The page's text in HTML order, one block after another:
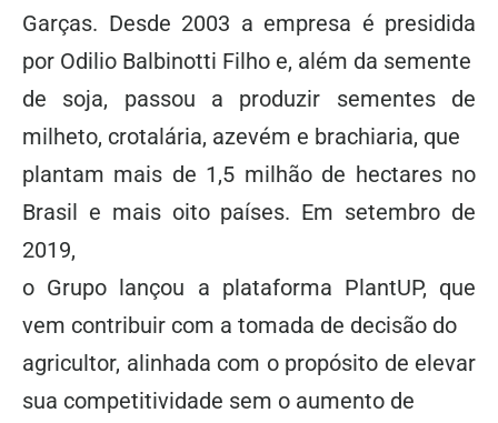
Garças. Desde 2003 a empresa é presidida
por Odilio Balbinotti Filho e, além da semente
de soja, passou a produzir sementes de
milheto, crotalária, azevém e brachiaria, que
plantam mais de 1,5 milhão de hectares no
Brasil e mais oito países. Em setembro de
2019,
o Grupo lançou a plataforma PlantUP, que
vem contribuir com a tomada de decisão do
agricultor, alinhada com o propósito de elevar
sua competitividade sem o aumento de